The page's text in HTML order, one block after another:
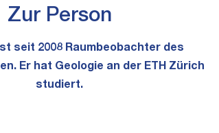
Zur Person
seit 2008 Raumbeobachter des
Er hat Geologie an der ETH Zürich
studiert.